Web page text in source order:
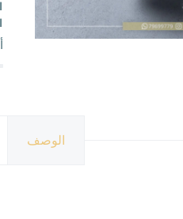
الوصف